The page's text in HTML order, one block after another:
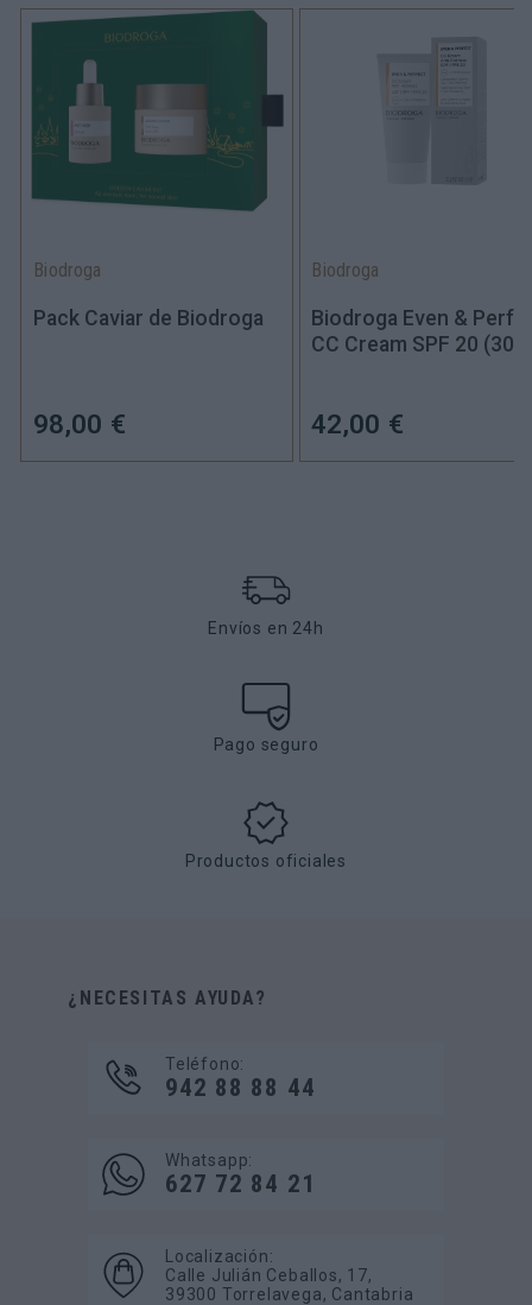
Biodroga
Pack Caviar de Biodroga
Biodroga
Biodroga Even &
CC Cream SPF 20
Envíos en 24h
Pago seguro
Productos oficiales
¿NECESITAS AYUDA?
Teléfono:
942 88 88 44
Whatsapp:
627 72 84 21
Localización:
Calle Julián Ceballos, 17,
39300 Torrelavega, Cantabria